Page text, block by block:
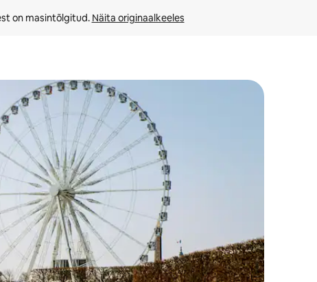
on masintõlgitud. Näita originaalkeeles
tõmba mööda ekraani.